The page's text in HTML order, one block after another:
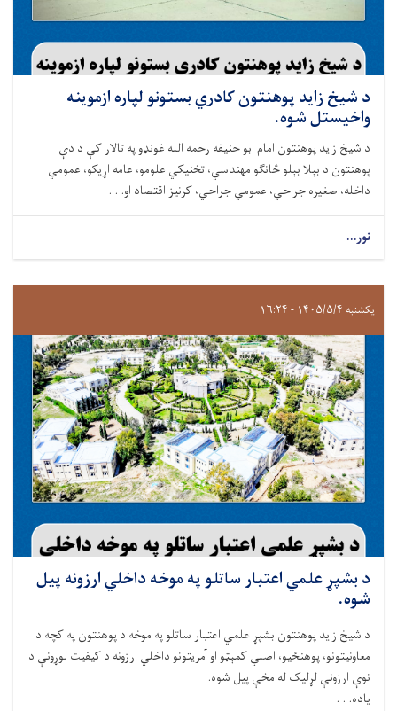
د شيخ زايد پوهنتون کادري بستونو لپاره ازموینه
واخيستل شوه.
د شيخ زايد پوهنتون امام ابو حنيفه رحمه الله غونډو په تالار کې د دې
پوهنتون د بېلا بېلو څانګو مهندسي، تخنیکي علومو، عامه اړيکو، عمومي
داخله، صغيره جراحي، عمومي جراحي، کرنيز اقتصاد او. . .
نور...
یکشنبه ۱۴۰۵/۵/۴ - ۱۶:۲۴
د بشپړ علمي اعتبار ساتلو په موخه داخلي ارزونه پیل
شوه.
د شيخ زايد پوهنتون بشپړ علمي اعتبار ساتلو په موخه د پوهنتون په کچه د
معاونيتونو، پوهنځیو، اصلي کمېټو او آمريتونو داخلي ارزونه د کيفيت لوړونې د
نوې ارزونې لړلیک له مخې پیل شوه.
ياده. . .